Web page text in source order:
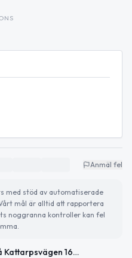
Anmäl fel
med stöd av automatiserade
mål är alltid att rapportera
noggranna kontroller kan fel
Radhus på Kattarpsvägen 16 i Eslöv sålt för 1 995 000kr